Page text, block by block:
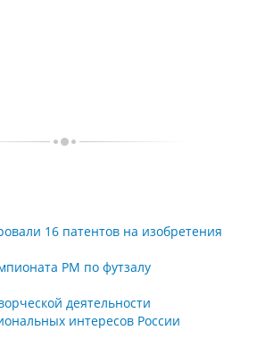
16 патентов на изобретения
РМ по футзалу
деятельности
интересов России